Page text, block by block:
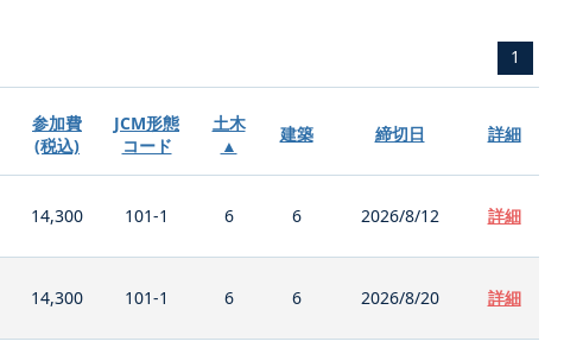
1
参加費
(税込)
JCM形態
コード
土木
▲
建築 締切日 詳細
14,300 101-1 6 6 2026/8/12 詳細
14,300 101-1 6 6 2026/8/20 詳細